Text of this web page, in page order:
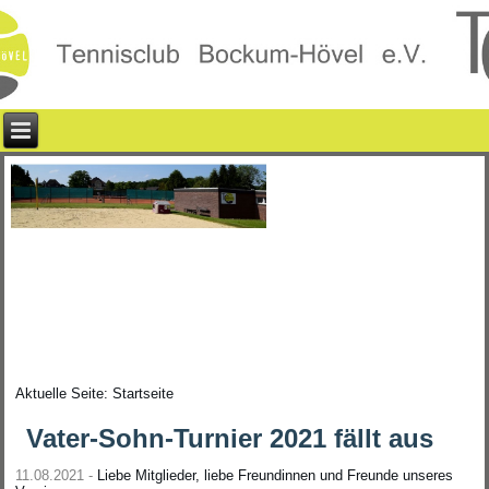
Aktuelle Seite:Startseite
Vater-Sohn-Turnier 2021 fällt aus
11.08.2021 - Liebe Mitglieder, liebe Freundinnen und Freunde unseres